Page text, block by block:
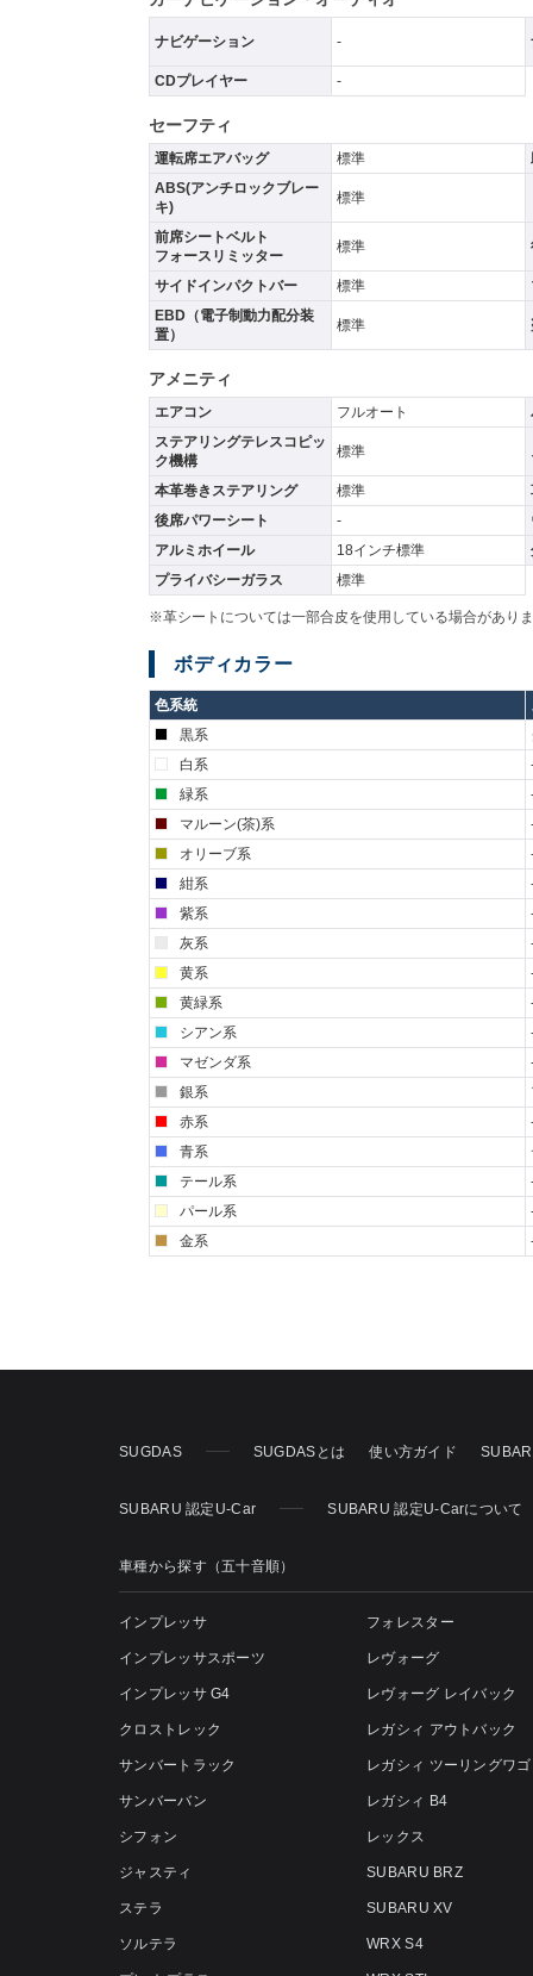
ナビゲーション -
CDプレイヤー -
セーフティ
運転席エアバッグ 標準
ABS(アンチロックブレー
キ)
標準
前席シートベルト
フォースリミッター
標準
サイドインパクトバー 標準
EBD（電子制動力配分装
置）
標準
アメニティ
エアコン フルオート
ステアリングテレスコピッ
ク機構
標準
本革巻きステアリング 標準
後席パワーシート
-
アルミホイール
18インチ標準
プライバシーガラス
標準
※革シートについては一部合皮を使用している場合があり
ボディカラー
色系統
黒系
白系
緑系
マルーン(茶)系
オリーブ系
紺系
紫系
灰系
黄系
黄緑系
シアン系
マゼンダ系
銀系
赤系
青系
テール系
パール系
金系
SUGDAS SUGDASとは 使い方ガイド
SUBARU 認定U-Car SUBARU 認定U-Carについて
車種から探す（五十音順）
インプレッサ
インプレッサスポーツ
インプレッサ G4
クロストレック
サンバートラック
サンバーバン
シフォン
ジャスティ
ステラ
ソルテラ
フォレスター
レヴォーグ
レヴォーグ レイバック
レガシィ アウトバック
レガシィ ツーリングワ
レガシィ B4
レックス
SUBARU BRZ
SUBARU XV
WRX S4